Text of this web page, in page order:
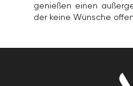
genießen einen
der keine Wünsche